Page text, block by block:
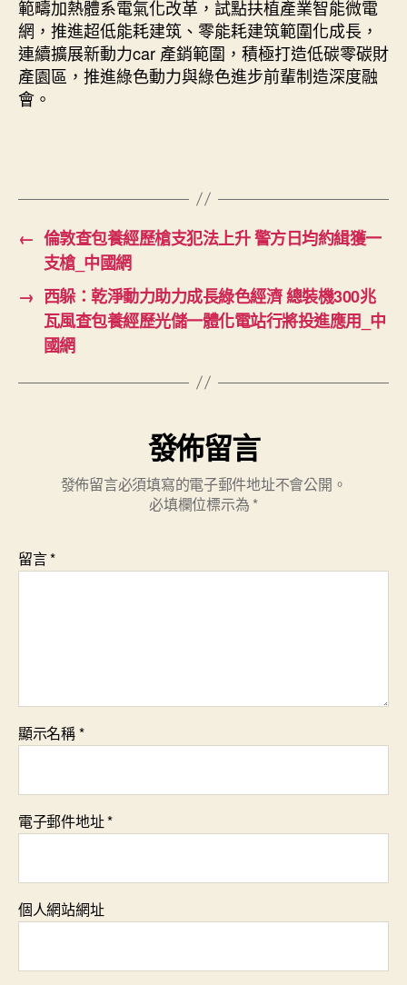
範疇加熱體系電氣化改革，試點扶植產業智能微電
網，推進超低能耗建筑、零能耗建筑範圍化成長，
連續擴展新動力car 產銷範圍，積極打造低碳零碳財
產園區，推進綠色動力與綠色進步前輩制造深度融
會。
← 倫敦查包養經歷槍支犯法上升 警方日均約緝獲一
支槍_中國網
→ 西躲：乾淨動力助力成長綠色經濟 總裝機300兆
瓦風查包養經歷光儲一體化電站行將投進應用_中
國網
發佈留言
發佈留言必須填寫的電子郵件地址不會公開。
必填欄位標示為 *
留言*
顯示名稱*
電子郵件地址*
個人網站網址